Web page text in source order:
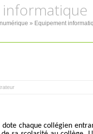
» Equipement
dote chaque collégien